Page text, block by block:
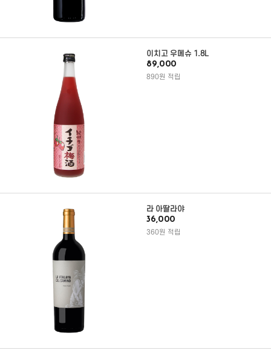
이치고 우메슈 1.8L
89,000
890원 적립
라 아딸라야
36,000
360원 적립